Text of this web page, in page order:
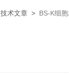
技术文章> BS-K细